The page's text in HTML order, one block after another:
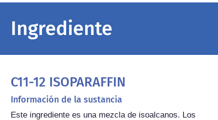
Ingrediente
C11-12 ISOPARAFFIN
Información de la sustancia
Este ingrediente es una mezcla de isoalcanos. Los